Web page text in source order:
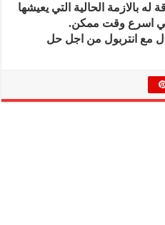
له بالازمة الحالية التي يعيشها
في اسرع وقت ممكن.
مع انتربول من اجل حل